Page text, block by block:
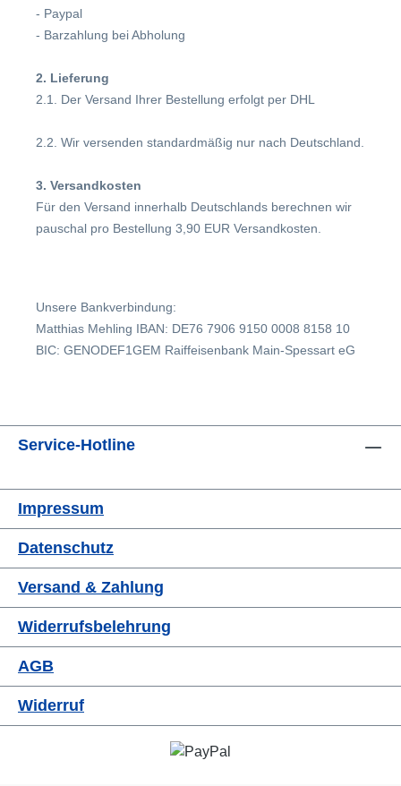
- Paypal
- Barzahlung bei Abholung
2. Lieferung
2.1. Der Versand Ihrer Bestellung erfolgt per DHL
2.2. Wir versenden standardmäßig nur nach Deutschland.
3. Versandkosten
Für den Versand innerhalb Deutschlands berechnen wir
pauschal pro Bestellung 3,90 EUR Versandkosten.
Unsere Bankverbindung:
Matthias Mehling IBAN: DE76 7906 9150 0008 8158 10
BIC: GENODEF1GEM Raiffeisenbank Main-Spessart eG
Service-Hotline
Impressum
Datenschutz
Versand & Zahlung
Widerrufsbelehrung
AGB
Widerruf